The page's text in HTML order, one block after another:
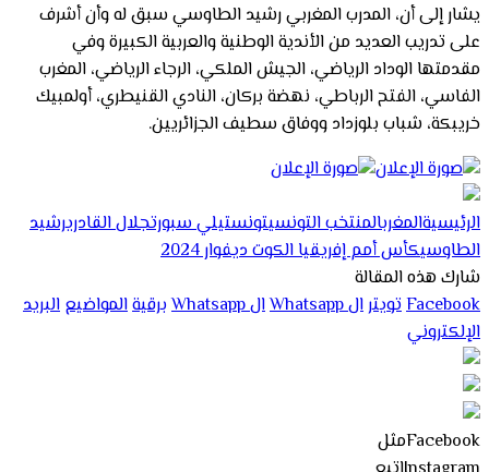
يشار إلى أن، المدرب المغربي رشيد الطاوسي سبق له وأن أشرف
على تدريب العديد من الأندية الوطنية والعربية الكبيرة وفي
مقدمتها الوداد الرياضي، الجيش الملكي، الرجاء الرياضي، المغرب
الفاسي، الفتح الرباطي، نهضة بركان، النادي القنيطري، أولمبيك
خريبكة، شباب بلوزداد ووفاق سطيف الجزائريين.
الرئيسيةالمغربالمنتخب التونسيتونستيلي سبورتجلال القادريرشيد
الطاوسيكأس أمم إفريقيا الكوت ديفوار 2024
شارك هذه المقالة
Facebookتويترال Whatsapp ال Whatsapp برقيةالمواضيع البريد
الإلكتروني
Facebookمثل